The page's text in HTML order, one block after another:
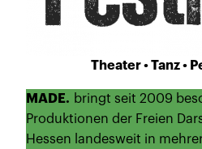
Theater • Tanz •
MADE. bringt seit 2009
Produktionen der Freien
Hessen landesweit in